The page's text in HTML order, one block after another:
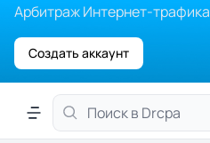
Арбитраж Интернет-трафика
Создать аккаунт
Меню навигации